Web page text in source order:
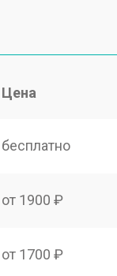
Цена
бесплатно
от 1900 ₽
от 1700 ₽